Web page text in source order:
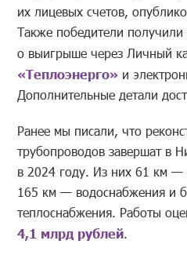
их лицевых счетов,
Также победители получили
о выигрыше через Личный
«Теплоэнерго» и
Дополнительные детали
Ранее мы писали, что
трубопроводов завершат в
в 2024 году. Из них 61 км —
165 км — водоснабжения и
теплоснабжения. Работы
4,1 млрд рублей.